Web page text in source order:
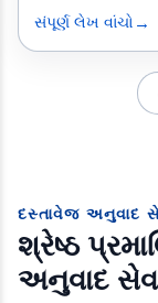
સંપૂર્ણ લેખ વાંચો →
દસ્તાવેજ અનુવાદ
શ્રેષ્ઠ
અનુવાદ